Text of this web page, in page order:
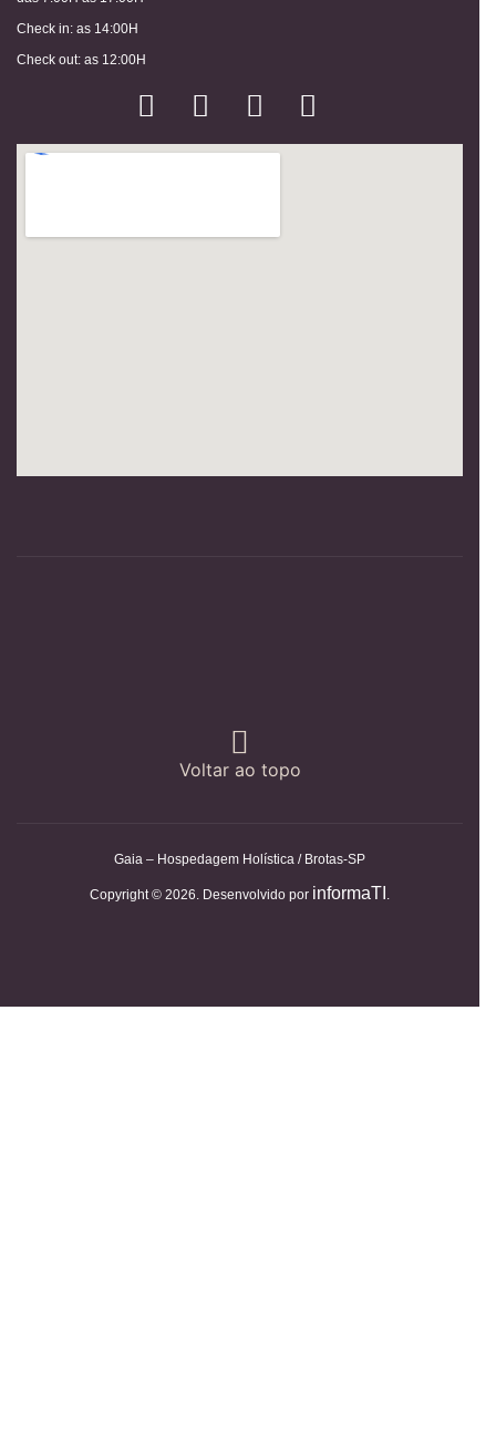
Check in: as 14:00H
Check out: as 12:00H
Voltar ao topo
Gaia – Hospedagem Holística / Brotas-SP
Copyright © 2026. Desenvolvido por informaTI .